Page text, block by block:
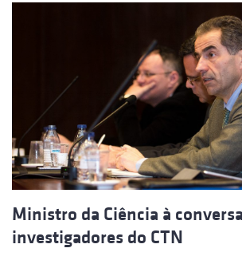
Ministro da Ciência à
investigadores do CTN